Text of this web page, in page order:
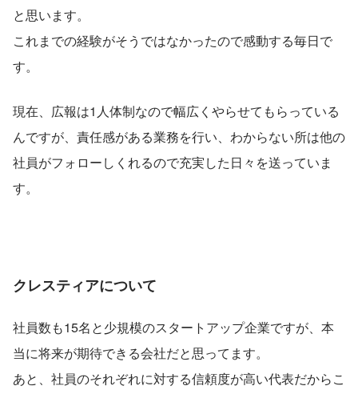
と思います。
これまでの経験がそうではなかったので感動する毎日で
す。
現在、広報は1人体制なので幅広くやらせてもらっている
んですが、責任感がある業務を行い、わからない所は他の
社員がフォローしくれるので充実した日々を送っていま
す。
クレスティアについて
社員数も15名と少規模のスタートアップ企業ですが、本
当に将来が期待できる会社だと思ってます。
あと、社員のそれぞれに対する信頼度が高い代表だからこ